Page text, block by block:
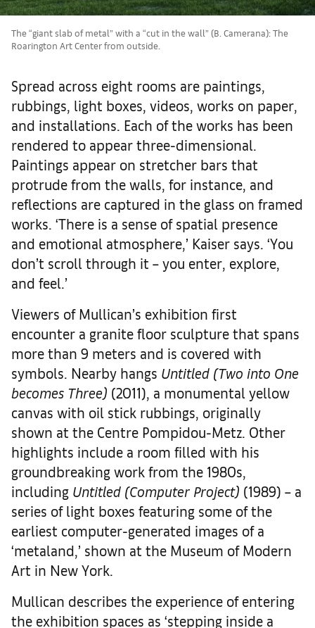
The “giant slab of metal” with a “cut in the wall” (B. Camerana): The
Roarington Art Center from outside.
Spread across eight rooms are paintings,
rubbings, light boxes, videos, works on paper,
and installations. Each of the works has been
rendered to appear three-dimensional.
Paintings appear on stretcher bars that
protrude from the walls, for instance, and
reflections are captured in the glass on framed
works. ‘There is a sense of spatial presence
and emotional atmosphere,’ Kaiser says. ‘You
don’t scroll through it – you enter, explore,
and feel.’
Viewers of Mullican’s exhibition first
encounter a granite floor sculpture that spans
more than 9 meters and is covered with
symbols. Nearby hangs Untitled (Two into One
becomes Three) (2011), a monumental yellow
canvas with oil stick rubbings, originally
shown at the Centre Pompidou-Metz. Other
highlights include a room filled with his
groundbreaking work from the 1980s,
including Untitled (Computer Project) (1989) – a
series of light boxes featuring some of the
earliest computer-generated images of a
‘metaland,’ shown at the Museum of Modern
Art in New York.
Mullican describes the experience of entering
the exhibition spaces as ‘stepping inside a